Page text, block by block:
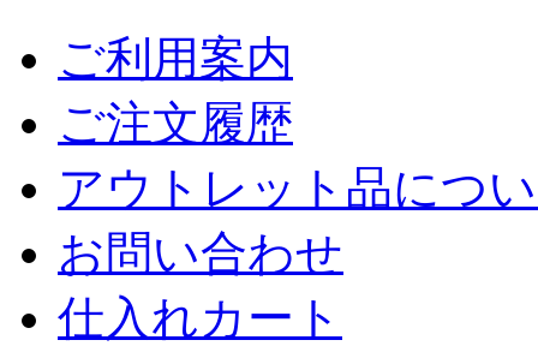
ご利用案内
ご注文履歴
アウトレット品につ
お問い合わせ
仕入れカート